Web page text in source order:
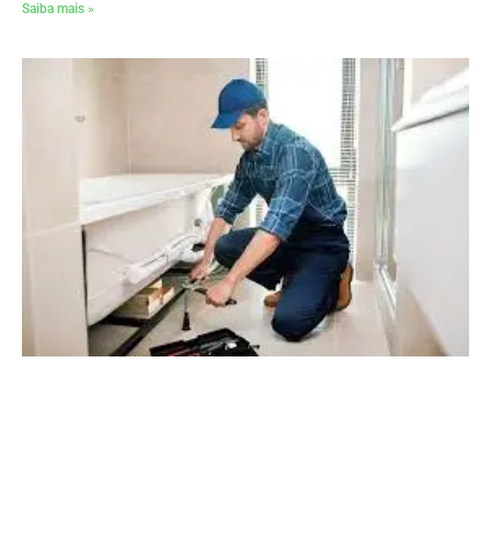
Saiba mais »